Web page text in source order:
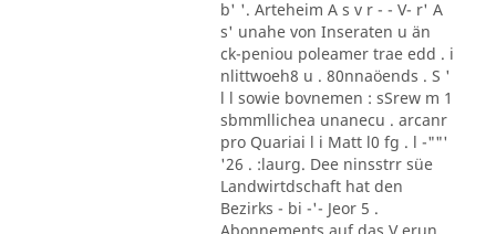
b' '. Arteheim A s v r - - V- r' A
s' unahe von Inseraten u än
ck-peniou poleamer trae edd . i
nlittwoeh8 u . 80nnaöends . S '
l l sowie bovnemen : sSrew m 1
sbmmllichea unanecu . arcanr
pro Quariai l i Matt l0 fg . l -""'
'26 . :laurg. Dee ninsstrr süe
Landwirtdschaft hat den
Bezirks - bi -'- Jeor 5 .